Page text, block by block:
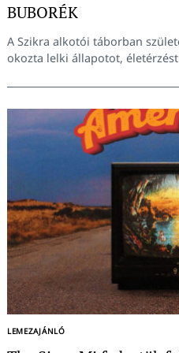
BUBORÉK
A Szikra alkotói táborban
okozta lelki állapotot, életérzést
LEMEZAJÁNLÓ